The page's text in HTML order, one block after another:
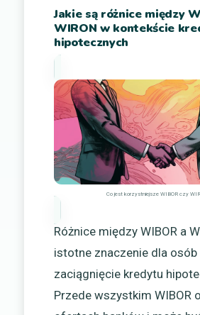
Jakie są różnice między
WIRON w kontekście
hipotecznych
Co jest korzystniejsze WIBOR czy
Różnice między WIBOR a
istotne znaczenie dla osób
zaciągnięcie kredytu
Przede wszystkim WIBOR